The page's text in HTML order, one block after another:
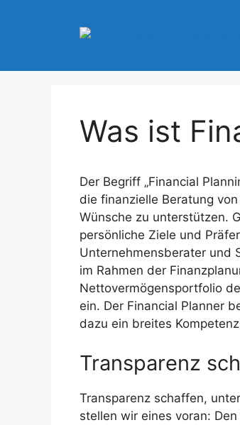
Was ist
Der Begriff „Financial
die finanzielle Beratung
Wünsche zu unterstützen.
persönliche Ziele und
Unternehmensberater und
im Rahmen der
Nettovermögensportfolio
ein. Der Financial Planner
dazu ein breites
Transparenz
Transparenz schaffen,
stellen wir eines voran: